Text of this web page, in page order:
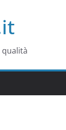
qualità